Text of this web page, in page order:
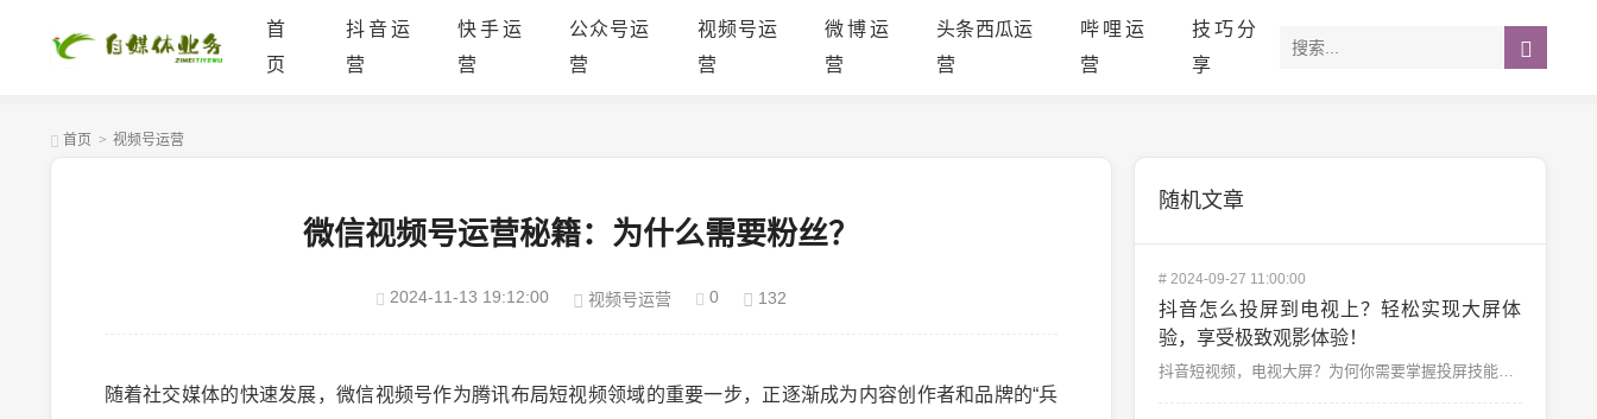
首
页
抖音运
营
快手运
营
公众号运
营
视频号运
营
微博运
营
头条西瓜运
营
哔哩运
营
技巧分
享
首页 > 视频号运营
微信视频号运营秘籍：为什么需要粉丝？
2024-11-13 19:12:00 视频号运营 0 132
随着社交媒体的快速发展，微信视频号作为腾讯布局短视频领域的重要一步，正逐渐成为内容创作者和品牌的“兵
随机文章
#2024-09-27 11:00:00
抖音怎么投屏到电视上？轻松实现大屏体
验，享受极致观影体验！
抖音短视频，电视大屏？为何你需要掌握投屏技能！随着抖音的流行，它已经成为了许多人每天必看的娱乐应用之...